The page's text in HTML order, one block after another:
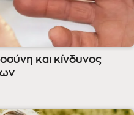
και κίνδυνος